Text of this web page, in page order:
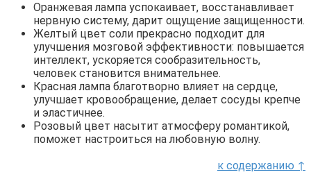
Оранжевая лампа успокаивает, восстанавливает
нервную систему, дарит ощущение защищенности.
Желтый цвет соли прекрасно подходит для
улучшения мозговой эффективности: повышается
интеллект, ускоряется сообразительность,
человек становится внимательнее.
Красная лампа благотворно влияет на сердце,
улучшает кровообращение, делает сосуды крепче
и эластичнее.
Розовый цвет насытит атмосферу романтикой,
поможет настроиться на любовную волну.
к содержанию ↑